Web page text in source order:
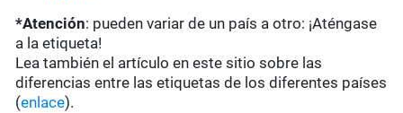
*Atención: pueden variar de un país a otro: ¡Aténgase
a la etiqueta!
Lea también el artículo en este sitio sobre las
diferencias entre las etiquetas de los diferentes países
(enlace).